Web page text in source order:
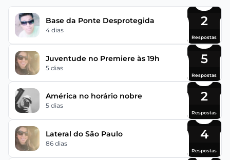
Base da Ponte Desprotegida
4 dias
2
Respostas
Juventude no Premiere às 19h
5 dias
5
Respostas
América no horário nobre
5 dias
2
Respostas
Lateral do São Paulo
86 dias
4
Respostas